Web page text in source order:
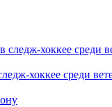
хоккее среди